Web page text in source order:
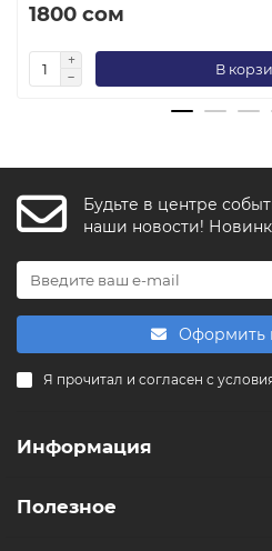
1800 сом
В
Будьте в центре
наши новости!
Оформить
Я прочитал и согласен с
Информация
Полезное
F FishkaAI
Обычно отвечаем за
Чем можем помочь?